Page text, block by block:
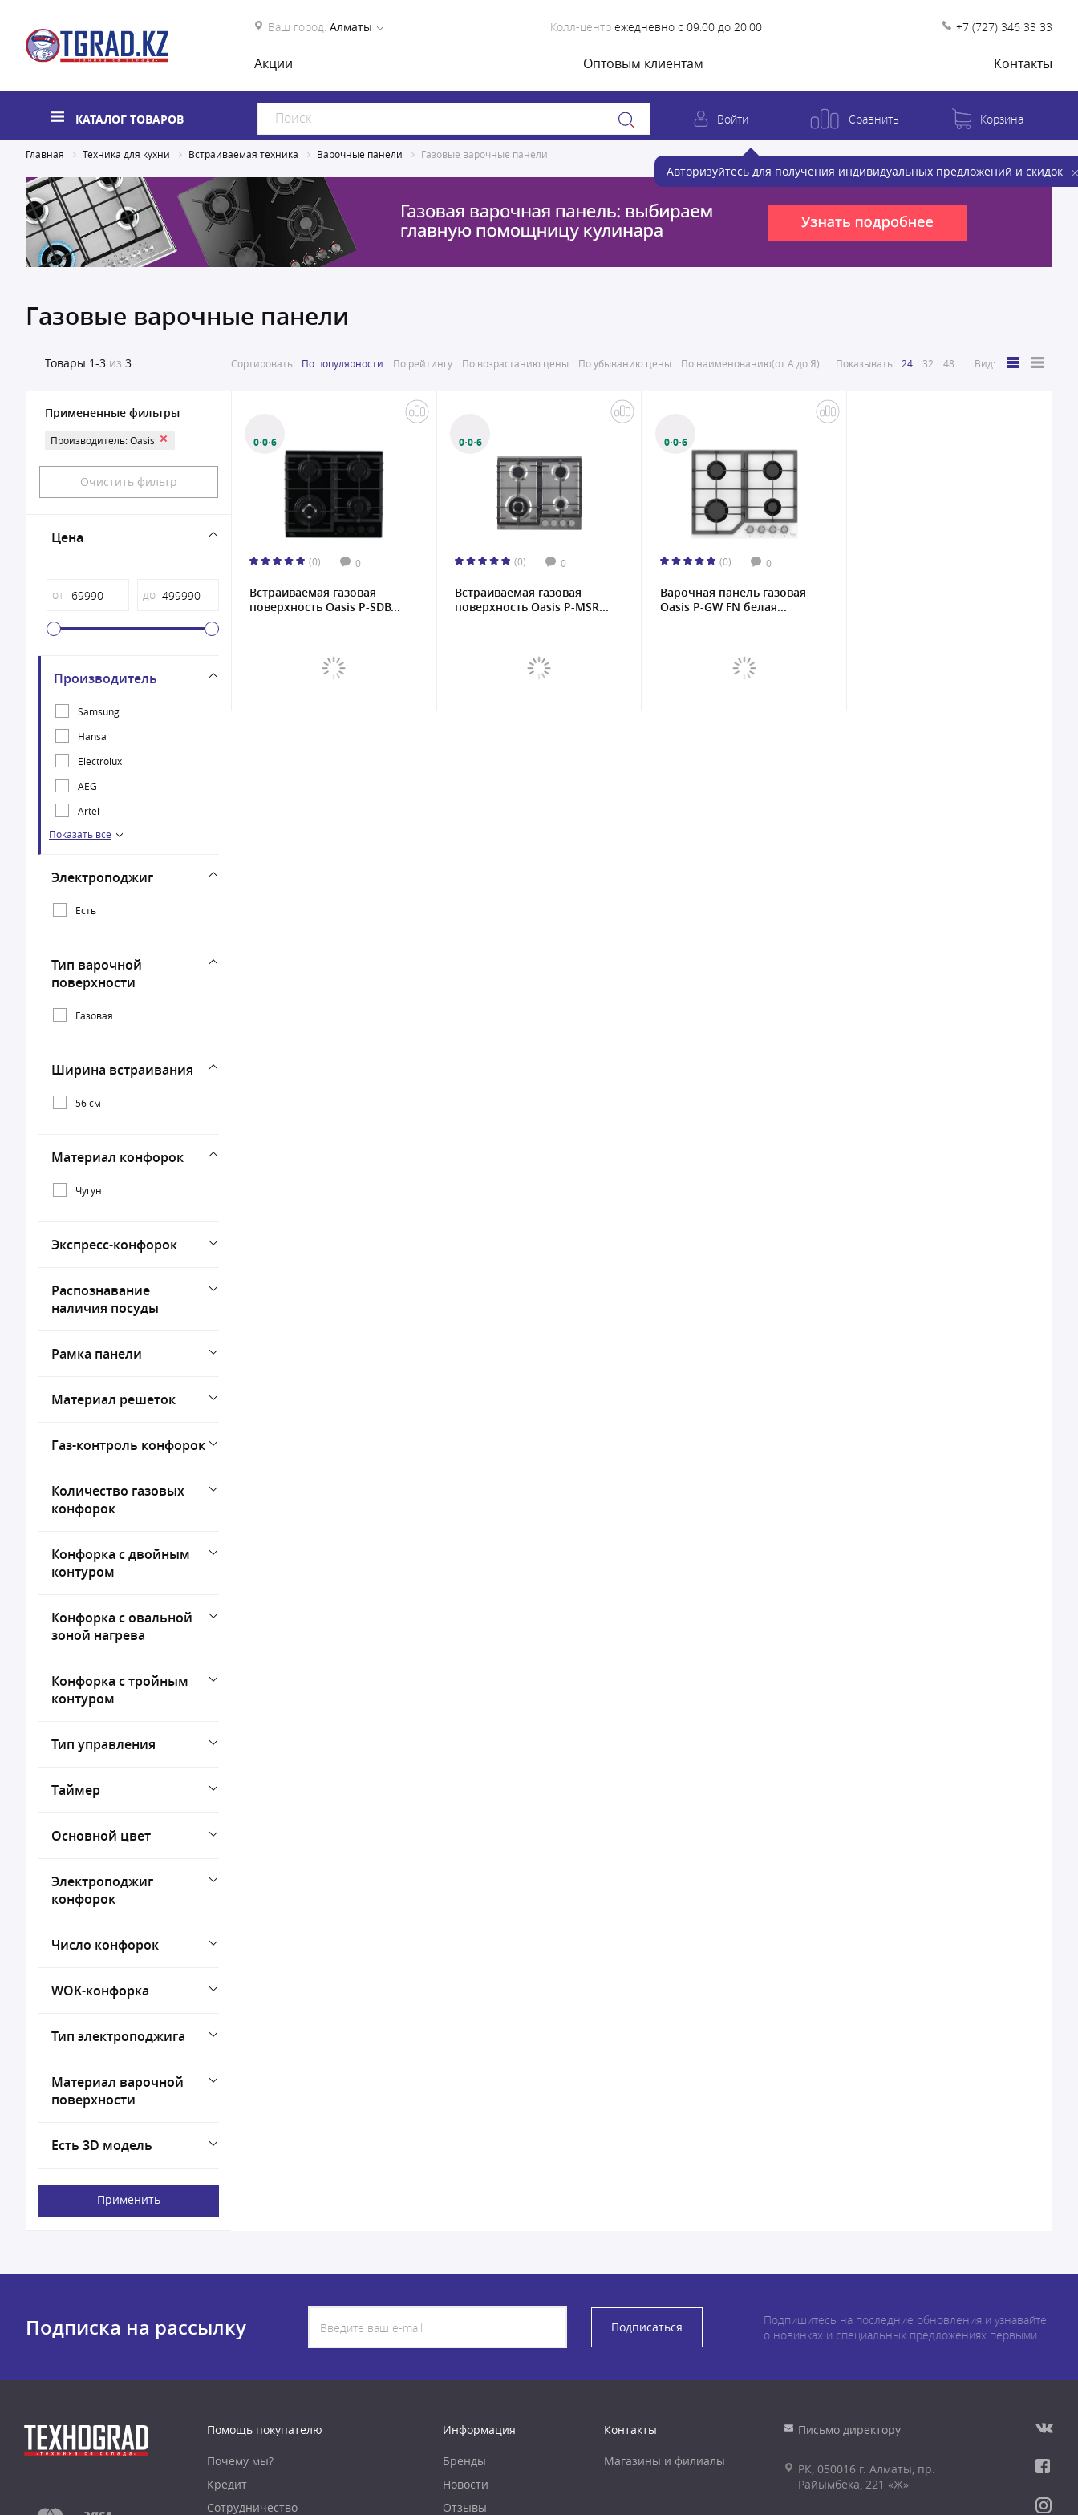
Ваш город: Алматы Колл-центр ежедневно с 09:00 до 20:00 +7 (727) 346 33 33
Акции Оптовым клиентам Контакты
КАТАЛОГ ТОВАРОВ Войти
Авторизуйтесь для получения индивидуальных предложений и скидок
Сравнить Корзина
Главная Техника для кухни Встраиваемая техника Варочные панели Газовые варочные панели
Газовые варочные панели
Товары 1-3 из 3 Сортировать: По популярности По рейтингу По возрастанию цены По убыванию цены По наименованию(от А до Я) Показывать: 24 32 48 Вид:
Примененные фильтры
Производитель: Oasis
Очистить фильтр
Цена
от до
Производитель
Samsung
Hansa
Electrolux
AEG
Artel
DARINA
KRONA
Oasis
Показать все
Электроподжиг
Есть
Тип варочной
поверхности
Газовая
Ширина встраивания
56 см
Материал конфорок
Чугун
Экспресс-конфорок
Распознавание
наличия посуды
Рамка панели
Материал решеток
Газ-контроль конфорок
Количество газовых
конфорок
Конфорка с двойным
контуром
Конфорка с овальной
зоной нагрева
Конфорка с тройным
контуром
Тип управления
Таймер
Основной цвет
Электроподжиг
конфорок
Число конфорок
WOK-конфорка
Тип электроподжига
Материал варочной
поверхности
Есть 3D модель
Применить
0·0·6
(0) 0
Встраиваемая газовая
поверхность Oasis P-SDB...
0·0·6
(0) 0
Встраиваемая газовая
поверхность Oasis P-MSR...
0·0·6
(0) 0
Варочная панель газовая
Oasis P-GW FN белая...
Подписка на рассылку Подписаться
Подпишитесь на последние обновления и узнавайте
о новинках и специальных предложениях первыми
Помощь покупателю
Почему мы?
Кредит
Сотрудничество
Информация
Бренды
Новости
Отзывы
Контакты
Магазины и филиалы
Письмо директору
РК, 050016 г. Алматы, пр.
Райымбека, 221 «Ж»